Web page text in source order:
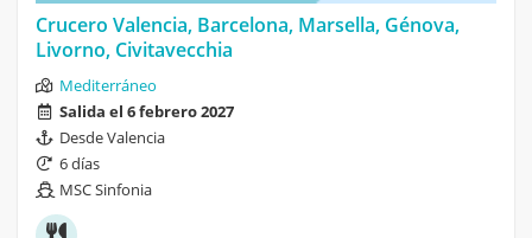
Crucero Valencia, Barcelona, Marsella, Génova,
Livorno, Civitavecchia
Mediterráneo
Salida el 6 febrero 2027
Desde Valencia
6 días
MSC Sinfonia